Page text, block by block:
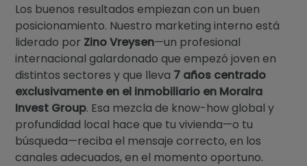
Los buenos resultados empiezan con un buen
posicionamiento. Nuestro marketing interno está
liderado por Zino Vreysen—un profesional
internacional galardonado que empezó joven en
distintos sectores y que lleva 7 años centrado
exclusivamente en el inmobiliario en Moraira
Invest Group. Esa mezcla de know-how global y
profundidad local hace que tu vivienda—o tu
búsqueda—reciba el mensaje correcto, en los
canales adecuados, en el momento oportuno.